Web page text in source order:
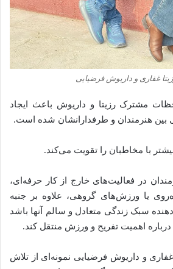
غفاری و داریوش فرضیایی
مشترک رزیتا و داریوش باعث ایجاد
هنرمندان و طرفدارانشان شده است.
با مخاطبان را تقویت می‌کند.
در فعالیت‌های خارج از کار حرفه‌ای،
یا ورزش‌های گروهی، علاوه بر جنبه
سبک زندگی متعادل و سالم آنها باشد
اهمیت تفریح و ورزش منتقل کند.
و داریوش فرضیایی نمونه‌ای از تلاش